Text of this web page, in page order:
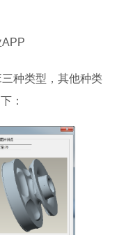
APP
种类型，其他种类
：